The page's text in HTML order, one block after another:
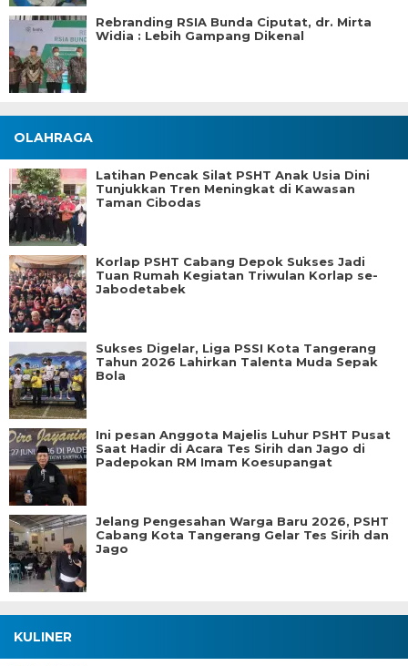
Rebranding RSIA Bunda Ciputat, dr. Mirta
Widia : Lebih Gampang Dikenal
OLAHRAGA
Latihan Pencak Silat PSHT Anak Usia Dini
Tunjukkan Tren Meningkat di Kawasan
Taman Cibodas
Korlap PSHT Cabang Depok Sukses Jadi
Tuan Rumah Kegiatan Triwulan Korlap se-
Jabodetabek
Sukses Digelar, Liga PSSI Kota Tangerang
Tahun 2026 Lahirkan Talenta Muda Sepak
Bola
Ini pesan Anggota Majelis Luhur PSHT Pusat
Saat Hadir di Acara Tes Sirih dan Jago di
Padepokan RM Imam Koesupangat
Jelang Pengesahan Warga Baru 2026, PSHT
Cabang Kota Tangerang Gelar Tes Sirih dan
Jago
KULINER